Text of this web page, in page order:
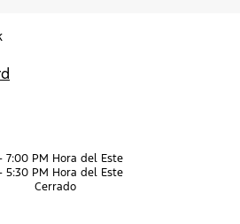
7:00 PM Hora del Este
5:30 PM Hora del Este
Cerrado